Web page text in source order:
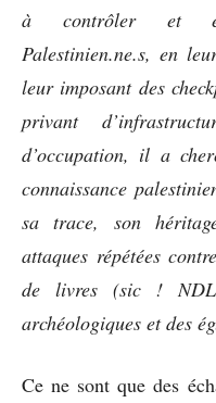
à contrôler et
Palestinien.ne.s, en
leur imposant des
privant
d’occupation, il a
connaissance
sa trace, son
attaques répétées
de livres (sic !
archéologiques et des
Ce ne sont que des